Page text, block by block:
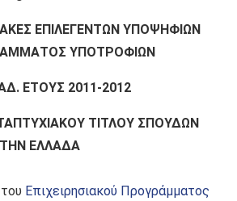
ΕΠΙΛΕΓΕΝΤΩΝ ΥΠΟΨΗΦΙΩΝ
ΥΠΟΤΡΟΦΙΩΝ
ΕΤΟΥΣ 2011-2012
ΤΙΤΛΟΥ ΣΠΟΥΔΩΝ
ΕΛΛΑΔΑ
Επιχειρησιακού Προγράμματος